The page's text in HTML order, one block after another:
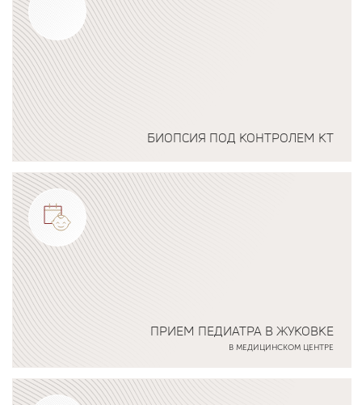
БИОПСИЯ ПОД КОНТРОЛЕМ КТ
Подробнее о программе
ПРИЕМ ПЕДИАТРА В ЖУКОВКЕ
В МЕДИЦИНСКОМ ЦЕНТРЕ
Подробнее о программе